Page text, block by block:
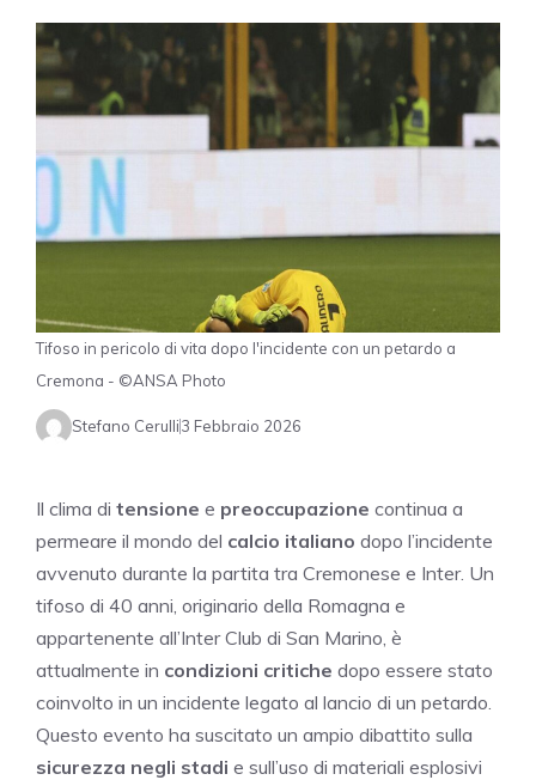
Tifoso in pericolo di vita dopo l'incidente con un petardo a
Cremona - ©ANSA Photo
Stefano Cerulli3 Febbraio 2026
Il clima di tensione e preoccupazione continua a
permeare il mondo del calcio italiano dopo l’incidente
avvenuto durante la partita tra Cremonese e Inter. Un
tifoso di 40 anni, originario della Romagna e
appartenente all’Inter Club di San Marino, è
attualmente in condizioni critiche dopo essere stato
coinvolto in un incidente legato al lancio di un petardo.
Questo evento ha suscitato un ampio dibattito sulla
sicurezza negli stadi e sull’uso di materiali esplosivi